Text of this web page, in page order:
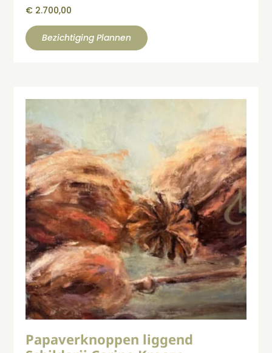
€ 2.700,00
Bezichtiging Plannen
Papaverknoppen liggend